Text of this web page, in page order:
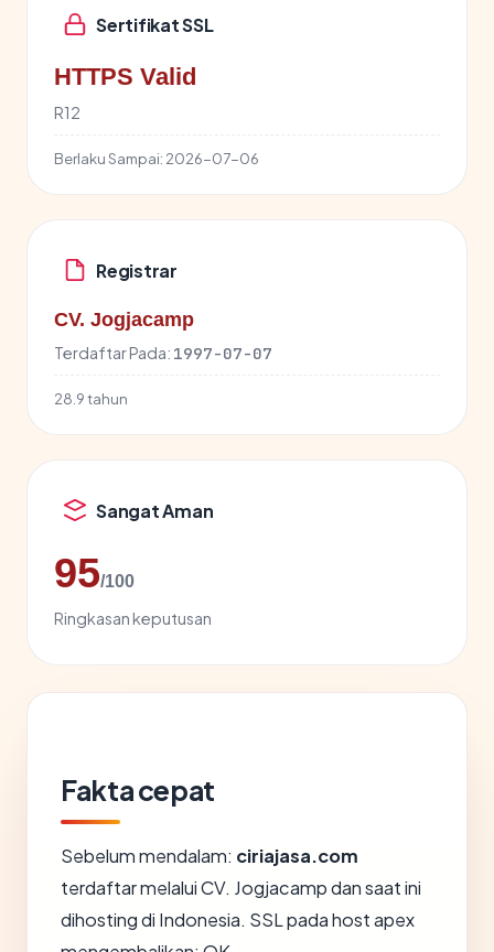
Sertifikat SSL
HTTPS Valid
R12
Berlaku Sampai: 2026-07-06
Registrar
CV. Jogjacamp
Terdaftar Pada: 1997-07-07
28.9 tahun
Sangat Aman
95/100
Ringkasan keputusan
Fakta cepat
Sebelum mendalam: ciriajasa.com
terdaftar melalui CV. Jogjacamp dan saat ini
dihosting di Indonesia. SSL pada host apex